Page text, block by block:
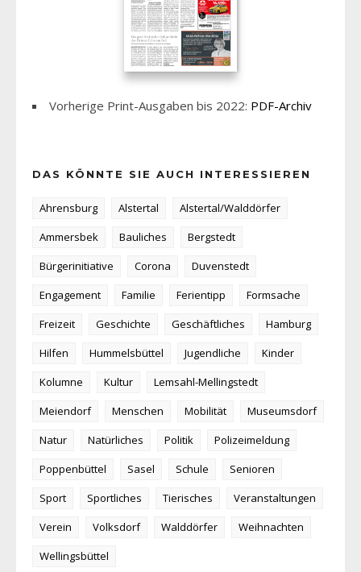
Vorherige Print-Ausgaben bis 2022: PDF-Archiv
DAS KÖNNTE SIE AUCH INTERESSIEREN
Ahrensburg Alstertal
Alstertal/Walddörfer
Ammersbek
Bauliches
Bergstedt
Bürgerinitiative
Corona
Duvenstedt
Engagement
Familie Ferientipp
Formsache
Freizeit
Geschichte Geschäftliches
Hamburg
Hilfen
Hummelsbüttel Jugendliche
Kinder
Kolumne
Kultur
Lemsahl-Mellingstedt
Meiendorf
Menschen Mobilität
Museumsdorf
Natur
Natürliches Politik
Polizeimeldung
Poppenbüttel
Sasel Schule
Senioren
Sport
Sportliches Tierisches
Veranstaltungen
Verein
Volksdorf Walddörfer
Weihnachten
Wellingsbüttel